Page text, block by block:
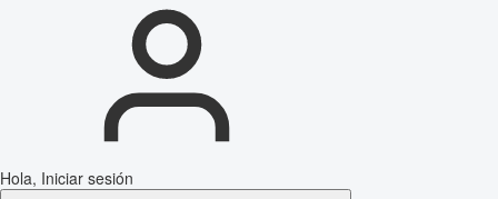
Hola, Iniciar sesión